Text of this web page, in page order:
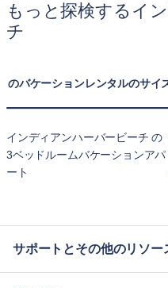
ィは、ゲストが快適で楽し
をすべて整えています。
もっと探検するイ
チ
のバケーションレンタルのサイ
インディアンハーバービーチ の
3ベッドルームバケーションアパ
ート
サポートとその他のリソー